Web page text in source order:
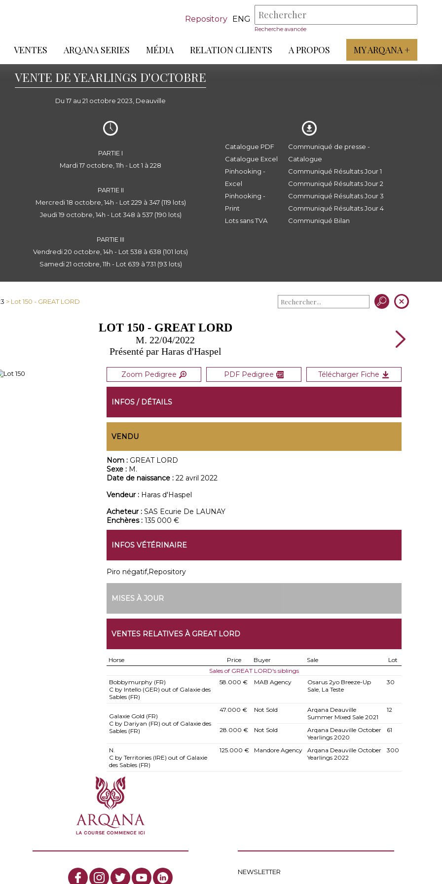
Repository ENG
Recherche avancée
VENTES ARQANA SERIES MÉDIA RELATION CLIENTS A PROPOS MY ARQANA +
VENTE DE YEARLINGS D'OCTOBRE
Du 17 au 21 octobre 2023, Deauville
PARTIE I
Mardi 17 octobre, 11h - Lot 1 à 228
PARTIE II
Mercredi 18 octobre, 14h - Lot 229 à 347 (119 lots)
Jeudi 19 octobre, 14h - Lot 348 à 537 (190 lots)
PARTIE III
Vendredi 20 octobre, 14h - Lot 538 à 638 (101 lots)
Samedi 21 octobre, 11h - Lot 639 à 731 (93 lots)
Catalogue PDF
Catalogue Excel
Pinhooking -
Excel
Pinhooking -
Print
Lots sans TVA
Communiqué de presse -
Catalogue
Communiqué Résultats Jour 1
Communiqué Résultats Jour 2
Communiqué Résultats Jour 3
Communiqué Résultats Jour 4
Communiqué Bilan
> Lot 150 - GREAT LORD
LOT 150 - GREAT LORD
M. 22/04/2022
Présenté par Haras d'Haspel
Zoom Pedigree PDF Pedigree Télécharger Fiche
INFOS / DÉTAILS
VENDU
Nom : GREAT LORD
Sexe : M.
Date de naissance : 22 avril 2022
Vendeur : Haras d'Haspel
Acheteur : SAS Ecurie De LAUNAY
Enchères : 135 000 €
INFOS VÉTÉRINAIRE
Piro négatif,Repository
MISES À JOUR
VENTES RELATIVES À GREAT LORD
Horse Price Buyer Sale
Lot
Sales of GREAT LORD's siblings
Bobbymurphy (FR)
C by Intello (GER) out of Galaxie des
Sables (FR)
58.000 € MAB Agency
Osarus 2yo Breeze-Up
Sale, La Teste
30
Galaxie Gold (FR)
C by Dariyan (FR) out of Galaxie des
Sables (FR)
47.000 € Not Sold
Arqana Deauville
Summer Mixed Sale 2021
12
28.000 € Not Sold
Arqana Deauville October
Yearlings 2020
61
N.
C by Territories (IRE) out of Galaxie
des Sables (FR)
125.000 € Mandore Agency
Arqana Deauville October
Yearlings 2022
300
NEWSLETTER